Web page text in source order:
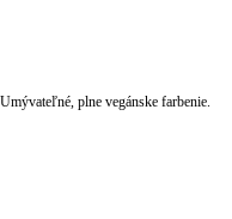
plne vegánske farbenie.